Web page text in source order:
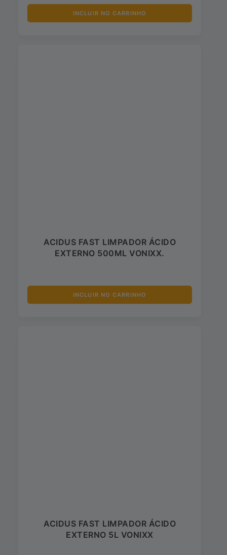
INCLUIR NO CARRINHO
ACIDUS FAST LIMPADOR ÁCIDO
EXTERNO 500ML VONIXX.
INCLUIR NO CARRINHO
ACIDUS FAST LIMPADOR ÁCIDO
EXTERNO 5L VONIXX